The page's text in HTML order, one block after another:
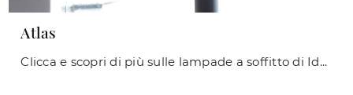
Atlas
Clicca e scopri di più sulle lampade a soffitto di Ideal Lux: il modello Atlas in metallo ti sta aspettando!